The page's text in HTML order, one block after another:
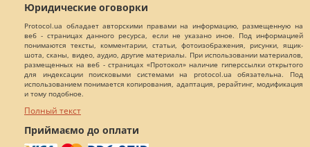
Юридические оговорки
Protocol.ua обладает авторскими правами на информацию, размещенную на
веб - страницах данного ресурса, если не указано иное. Под информацией
понимаются тексты, комментарии, статьи, фотоизображения, рисунки, ящик-
шота, сканы, видео, аудио, другие материалы. При использовании материалов,
размещенных на веб - страницах «Протокол» наличие гиперссылки открытого
для индексации поисковыми системами на protocol.ua обязательна. Под
использованием понимается копирования, адаптация, рерайтинг, модификация
и тому подобное.
Полный текст
Приймаємо до оплати